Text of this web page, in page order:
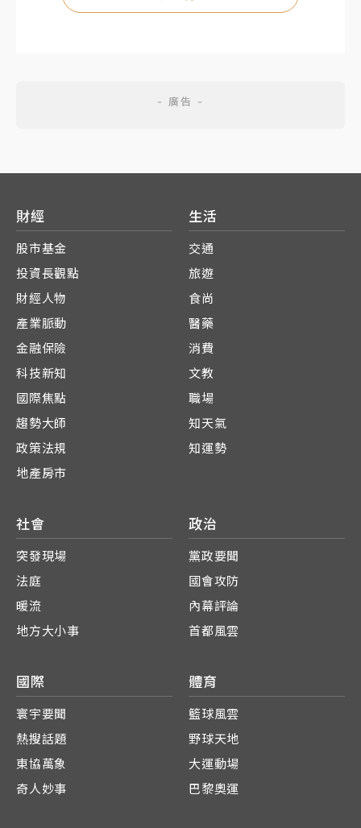
財經
股市基金
投資長觀點
財經人物
產業脈動
金融保險
科技新知
國際焦點
趨勢大師
政策法規
地產房市
生活
交通
旅遊
食尚
醫藥
消費
文教
職場
知天氣
知運勢
社會
突發現場
法庭
暖流
地方大小事
政治
黨政要聞
國會攻防
內幕評論
首都風雲
國際
寰宇要聞
熱搜話題
東協萬象
奇人妙事
體育
籃球風雲
野球天地
大運動場
巴黎奧運